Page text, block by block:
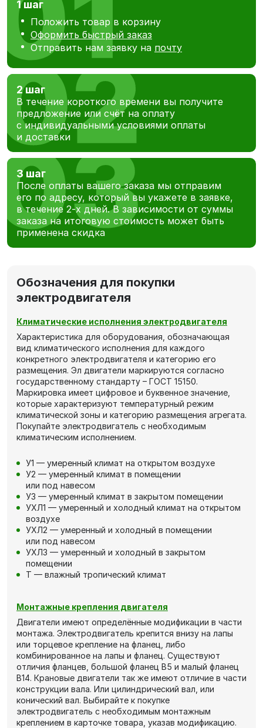
1 шаг
Положить товар в корзину
Оформить быстрый заказ
Отправить нам заявку на почту
2 шаг
В течение короткого времени вы получите
предложение или счёт на оплату
с индивидуальными условиями оплаты
и доставки
3 шаг
После оплаты вашего заказа мы отправим
его по адресу, который вы укажете в заявке,
в течение 2-х дней. В зависимости от суммы
заказа на итоговую стоимость может быть
применена скидка
Обозначения для покупки
электродвигателя
Климатические исполнения электродвигателя
Характеристика для оборудования, обозначающая
вид климатического исполнения для каждого
конкретного электродвигателя и категорию его
размещения. Эл двигатели маркируются согласно
государственному стандарту – ГОСТ 15150.
Маркировка имеет цифровое и буквенное значение,
которые характеризуют температурный режим
климатической зоны и категорию размещения агрегата.
Покупайте электродвигатель с необходимым
климатическим исполнением.
У1 — умеренный климат на открытом воздухе
У2 — умеренный климат в помещении
или под навесом
У3 — умеренный климат в закрытом помещении
УХЛ1 — умеренный и холодный климат на открытом
воздухе
УХЛ2 — умеренный и холодный в помещении
или под навесом
УХЛ3 — умеренный и холодный в закрытом
помещении
Т — влажный тропический климат
Монтажные крепления двигателя
Двигатели имеют определённые модификации в части
монтажа. Электродвигатель крепится внизу на лапы
или торцевое крепление на фланец, либо
комбинированное на лапы и фланец. Существуют
отличия фланцев, большой фланец В5 и малый фланец
В14. Крановые двигатели так же имеют отличие в части
конструкции вала. Или цилиндрический вал, или
конический вал. Выбирайте к покупке
электродвигатель с необходимым монтажным
креплением в карточке товара, указав модификацию.